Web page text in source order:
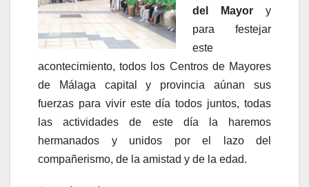
del Mayor y
para festejar
este
acontecimiento, todos los Centros de Mayores
de Málaga capital y provincia aúnan sus
fuerzas para vivir este día todos juntos, todas
las actividades de este día la haremos
hermanados y unidos por el lazo del
compañerismo, de la amistad y de la edad.